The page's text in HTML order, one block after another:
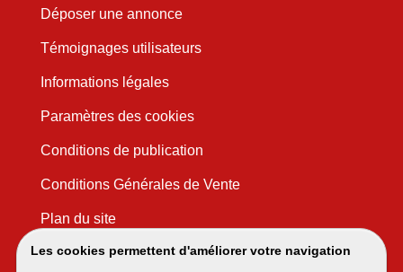
Les cookies permettent d'améliorer votre navigation
Déposer une annonce
Témoignages utilisateurs
Informations légales
Paramètres des cookies
Conditions de publication
Conditions Générales de Vente
Plan du site